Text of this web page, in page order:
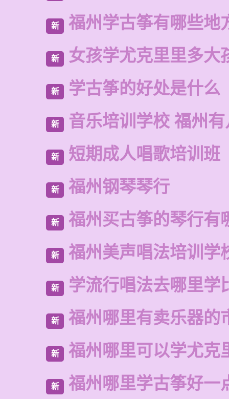
新 福州学古筝有哪些地
新 女孩学尤克里里多大
新 学古筝的好处是什么
新 音乐培训学校 福州
新 短期成人唱歌培训班
新 福州钢琴琴行
新 福州买古筝的琴行有
新 福州美声唱法培训学
新 学流行唱法去哪里学
新 福州哪里有卖乐器的
新 福州哪里可以学尤克
新 福州哪里学古筝好一